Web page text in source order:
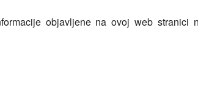
objavljene na ovoj web stranici